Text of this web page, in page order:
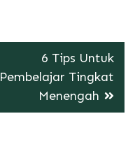
6 Tips Untuk
Pembelajar Tingkat
Menengah